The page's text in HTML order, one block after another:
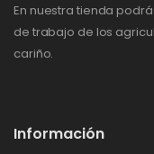
En nuestra tienda
de trabajo de los
cariño.
Información